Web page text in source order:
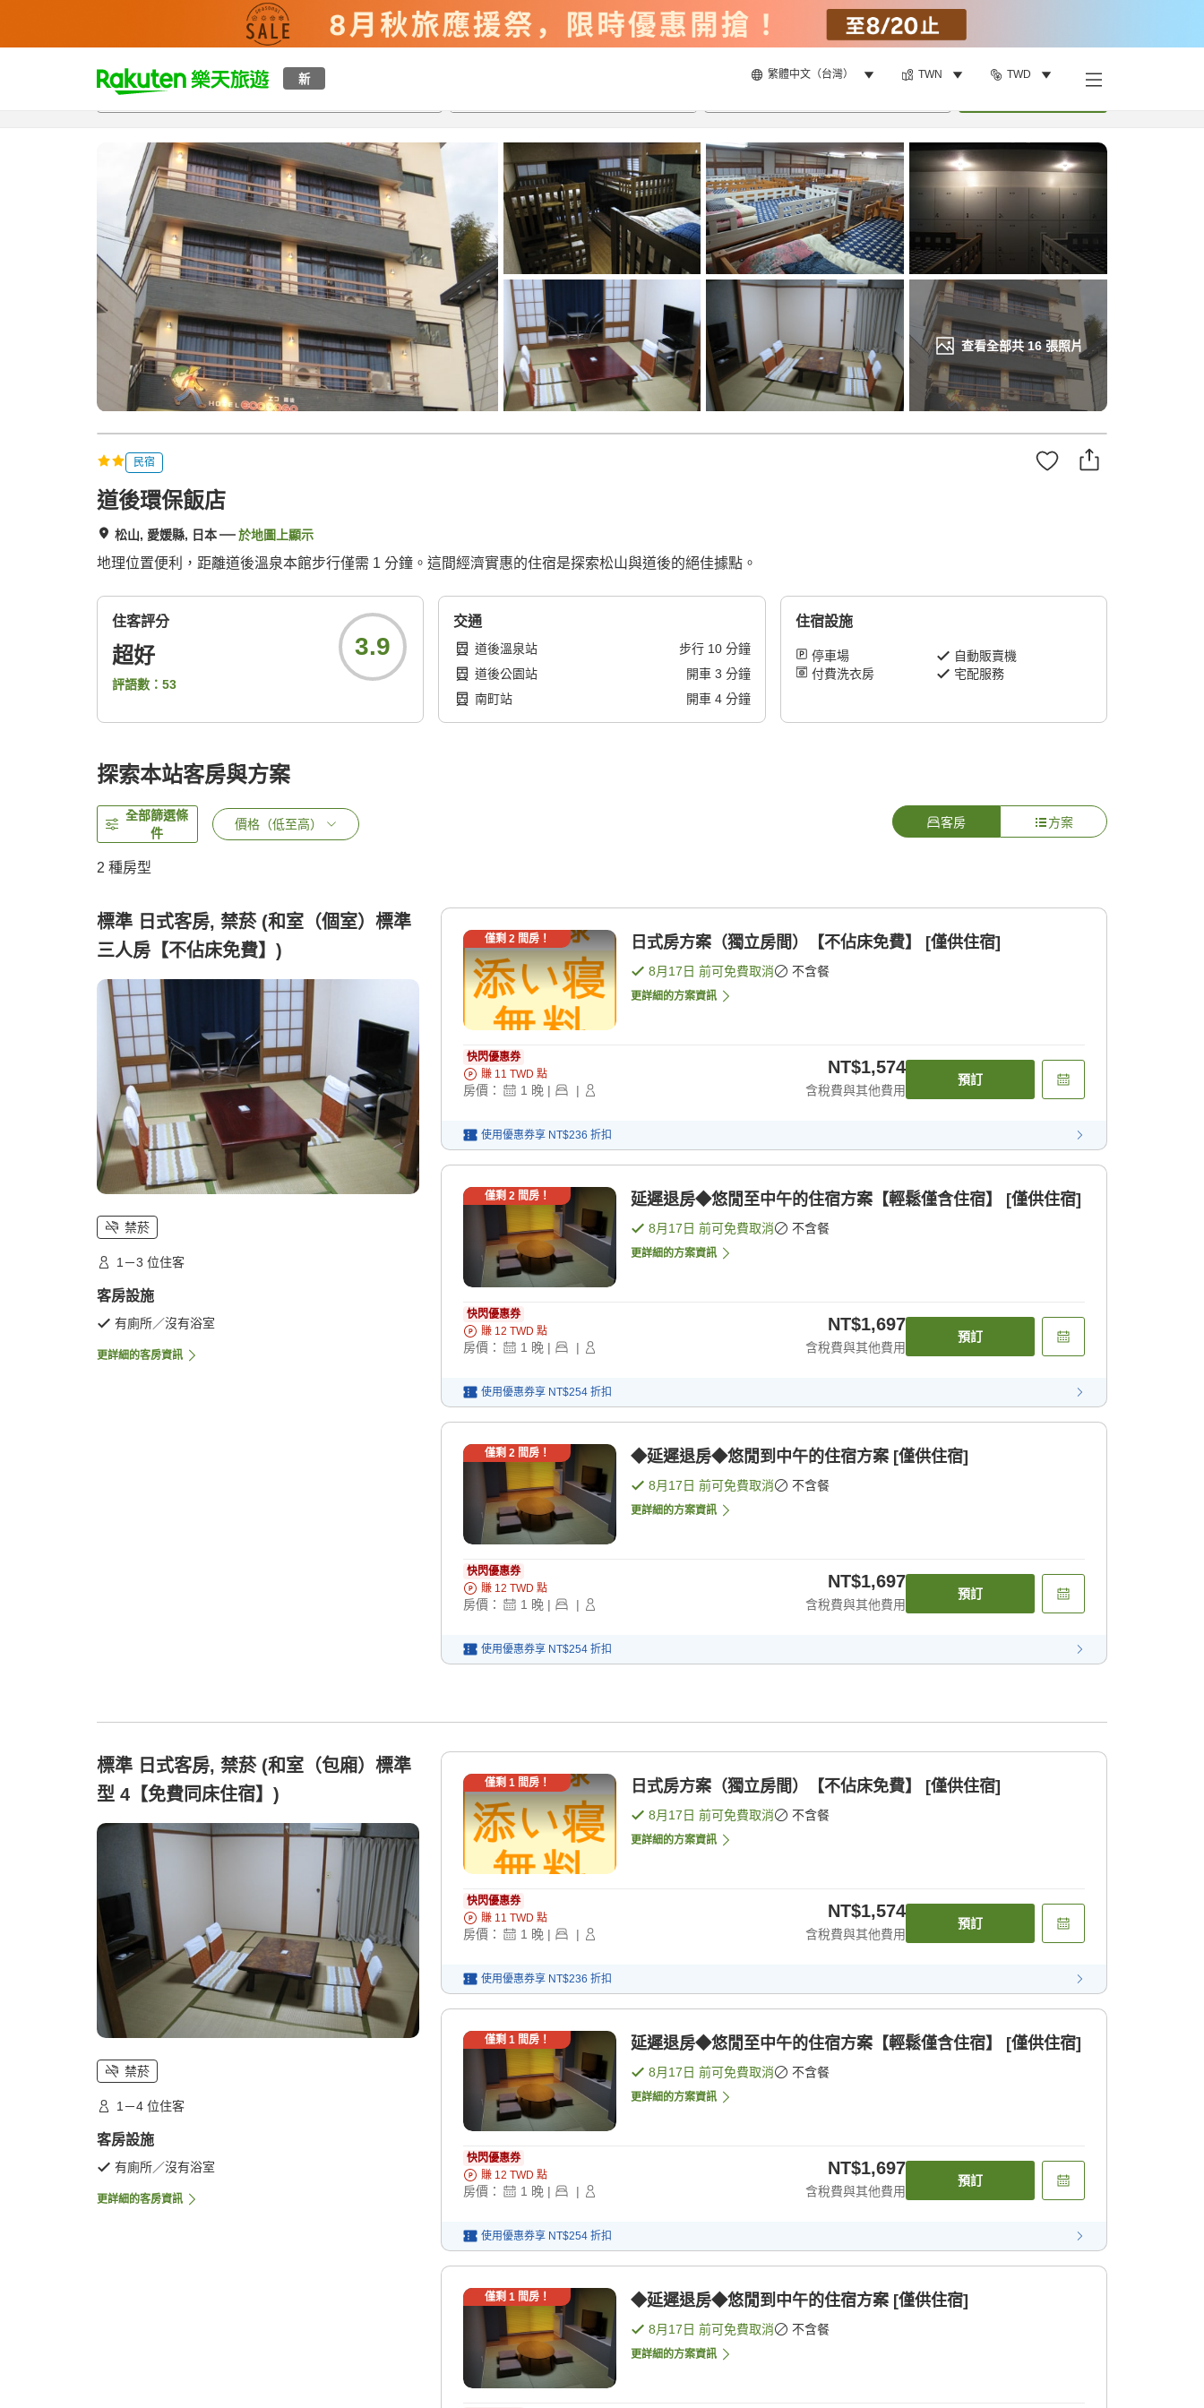
新 繁體中文（台灣） TWN TWD
t
p
s
e
a
h
查看全部共16張照片
總覽客房與方案評語設施
民宿
道後環保飯店
松山, 愛媛縣, 日本 於地圖上顯示
地理位置便利，距離道後溫泉本館步行僅需 1 分鐘。這間經濟實惠的住宿是探索松山與道後的絕佳據點。
住客評分
超好
評語數： 53
3.9
交通
道後溫泉站 步行 10分鐘
道後公園站
開車 3 分鐘
南町站
開車 4分鐘
住宿設施
停車場
自動販賣機
付費洗衣房
宅配服務
探索本站客房與方案
全部篩選條
件
價格（低至高） 客房 方案
2 種房型
標準 日式客房, 禁菸 (和室（個室）標準
三人房【不佔床免費】)
禁菸
1－3 位住客
客房設施
有廁所／沒有浴室
更詳細的客房資訊
僅剩 2間房！ 日式房方案（獨立房間）【不佔床免費】 [僅供住宿]
8月17日 前可免費取消 不含餐
更詳細的方案資訊
快閃優惠券
賺 11 TWD 點
房價： 1 晚 | |
NT$1,574
含稅費與其他費用
預訂
使用優惠券享 NT$236 折扣
僅剩 2間房！ 延遲退房◆悠閒至中午的住宿方案【輕鬆僅含住宿】 [僅供住宿]
8月17日 前可免費取消 不含餐
更詳細的方案資訊
快閃優惠券
賺 12 TWD 點
房價： 1 晚 | |
NT$1,697
含稅費與其他費用
預訂
使用優惠券享 NT$254 折扣
僅剩 2間房！ ◆延遲退房◆悠閒到中午的住宿方案 [僅供住宿]
8月17日 前可免費取消 不含餐
更詳細的方案資訊
快閃優惠券
賺 12 TWD 點
房價： 1 晚 | |
NT$1,697
含稅費與其他費用
預訂
使用優惠券享 NT$254 折扣
標準 日式客房, 禁菸 (和室（包廂）標準
型 4【免費同床住宿】)
禁菸
1－4 位住客
客房設施
有廁所／沒有浴室
更詳細的客房資訊
僅剩 1間房！ 日式房方案（獨立房間）【不佔床免費】 [僅供住宿]
8月17日 前可免費取消 不含餐
更詳細的方案資訊
快閃優惠券
賺 11 TWD 點
房價： 1 晚 | |
NT$1,574
含稅費與其他費用
預訂
使用優惠券享 NT$236 折扣
僅剩 1間房！ 延遲退房◆悠閒至中午的住宿方案【輕鬆僅含住宿】 [僅供住宿]
8月17日 前可免費取消 不含餐
更詳細的方案資訊
快閃優惠券
賺 12 TWD 點
房價： 1 晚 | |
NT$1,697
含稅費與其他費用
預訂
使用優惠券享 NT$254 折扣
僅剩 1間房！ ◆延遲退房◆悠閒到中午的住宿方案 [僅供住宿]
8月17日 前可免費取消 不含餐
更詳細的方案資訊